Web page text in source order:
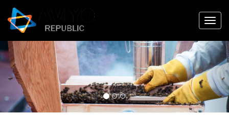
Previous